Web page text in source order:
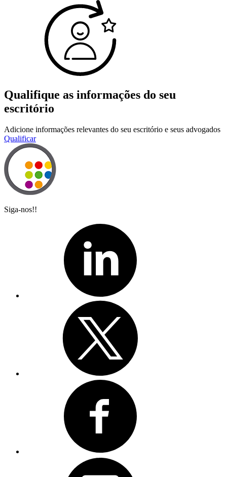
Qualifique as informações do seu
escritório
Adicione informações relevantes do seu escritório e seus advogados
Qualificar
Siga-nos!!